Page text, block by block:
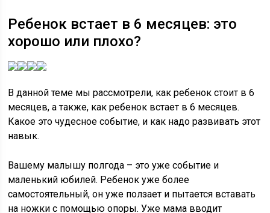
Ребенок встает в 6 месяцев: это
хорошо или плохо?
В данной теме мы рассмотрели, как ребенок стоит в 6
месяцев, а также, как ребенок встает в 6 месяцев.
Какое это чудесное событие, и как надо развивать этот
навык.
Вашему малышу полгода – это уже событие и
маленький юбилей. Ребенок уже более
самостоятельный, он уже ползает и пытается вставать
на ножки с помощью опоры. Уже мама вводит